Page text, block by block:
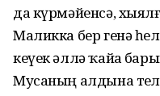
да күрмәйенсә,
Маликка бер генә
кеүек әллә ҡайҙа
Мусаның алдына